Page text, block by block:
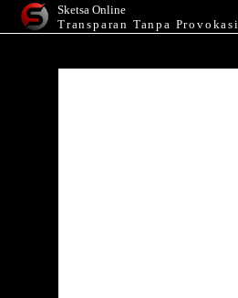
Sketsa Online
Transparan Tanpa Provokasi